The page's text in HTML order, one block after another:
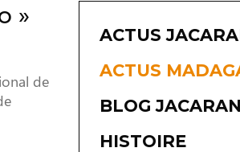
»
de
ACTUS
ACTUS
BLOG
HISTOIRE